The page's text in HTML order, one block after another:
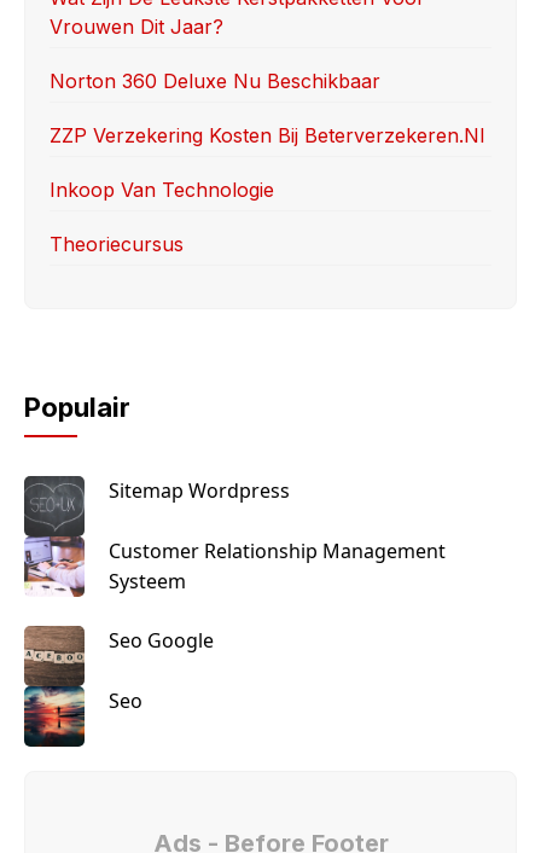
o
k
n
Vrouwen Dit Jaar?
Norton 360 Deluxe Nu Beschikbaar
ZZP Verzekering Kosten Bij Beterverzekeren.nl
Inkoop Van Technologie
Theoriecursus
Populair
Sitemap Wordpress
Customer Relationship Management
Systeem
Seo Google
Seo
Ads - Before Footer